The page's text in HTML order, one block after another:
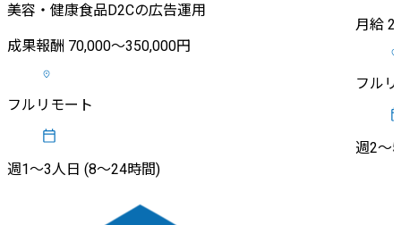
美容・健康食品D2Cの広告運用
成果報酬 70,000〜350,000円
フルリモート
週1〜3人日 (8〜24時間)
月給
フル
週2〜